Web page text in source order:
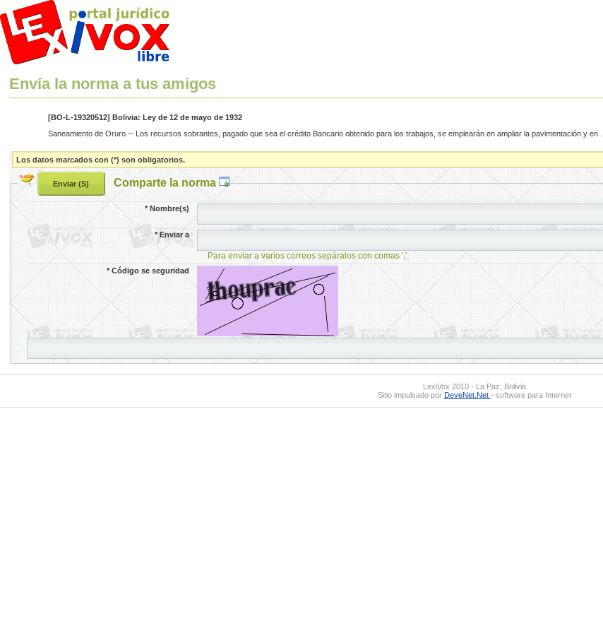
Envía la norma a tus amigos
[BO-L-19320512] Bolivia: Ley de 12 de mayo de 1932
Saneamiento de Oruro.-- Los recursos sobrantes, pagado que sea el crédito Bancario obtenido para los trabajos, se emplearán en ampliar la pavimentación y en ...
Los datos marcados con (*) son obligatorios.
Comparte la norma
*Nombre(s)
*Enviar a
Para enviar a varios correos sepáralos con comas ','.
*Código se seguridad
LexiVox 2010 - La Paz, Bolivia
Sitio impulsado por DeveNet.Net - software para Internet